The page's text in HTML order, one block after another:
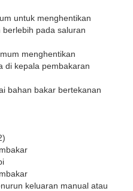
untuk menghentikan
pada saluran
menghentikan
di kepala pembakaran
bahan bakar bertekanan
keluaran manual atau